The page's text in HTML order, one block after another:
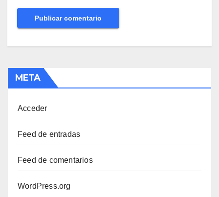
META
Acceder
Feed de entradas
Feed de comentarios
WordPress.org